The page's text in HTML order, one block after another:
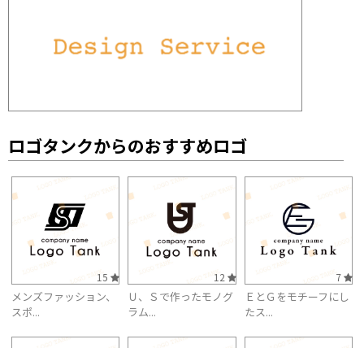
ロゴタンクからのおすすめロゴ
15
メンズファッション、
スポ...
12
Ｕ、Ｓで作ったモノグ
ラム...
7
ＥとＧをモチーフにし
たス...